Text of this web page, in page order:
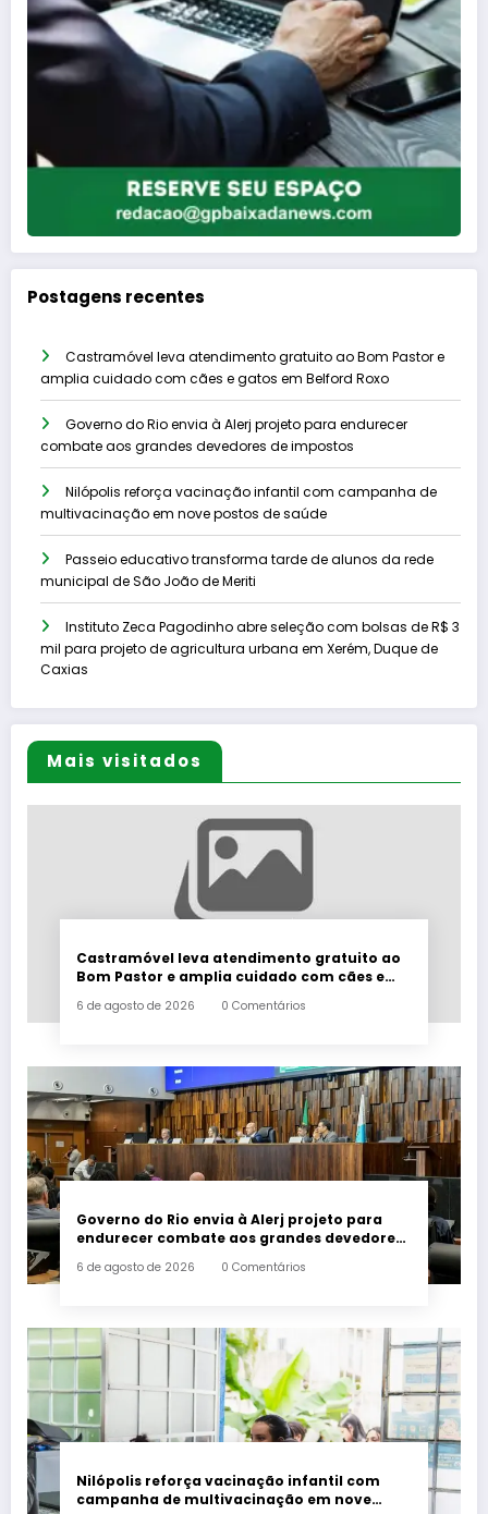
Postagens recentes
Castramóvel leva atendimento gratuito ao Bom Pastor e
amplia cuidado com cães e gatos em Belford Roxo
Governo do Rio envia à Alerj projeto para endurecer
combate aos grandes devedores de impostos
Nilópolis reforça vacinação infantil com campanha de
multivacinação em nove postos de saúde
Passeio educativo transforma tarde de alunos da rede
municipal de São João de Meriti
Instituto Zeca Pagodinho abre seleção com bolsas de R$ 3
mil para projeto de agricultura urbana em Xerém, Duque de
Caxias
Mais visitados
Castramóvel leva atendimento gratuito ao
Bom Pastor e amplia cuidado com cães e
6 de agosto de 2026 0 Comentários
Governo do Rio envia à Alerj projeto para
endurecer combate aos grandes devedores
6 de agosto de 2026 0 Comentários
Nilópolis reforça vacinação infantil com
campanha de multivacinação em nove